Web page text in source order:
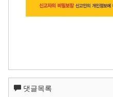
댓글목록